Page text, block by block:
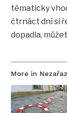
More in
tématicky
čtrnáct dní si
dopadla,